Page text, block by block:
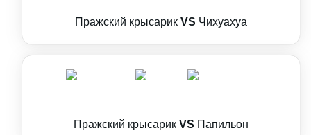
Пражский крысарик VS Чихуахуа
Пражский крысарик VS Папильон